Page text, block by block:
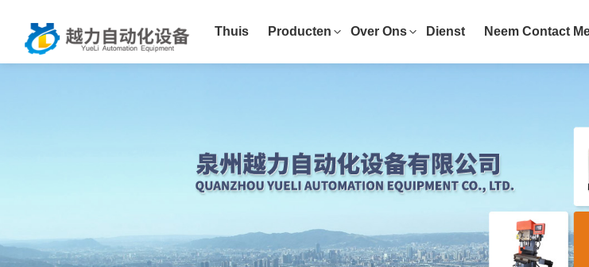
Thuis Producten Over Ons Dienst Neem Contact